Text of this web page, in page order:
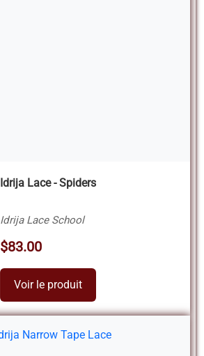
Idrija Lace - Spiders
Idrija Lace School
$83.00
Voir le produit